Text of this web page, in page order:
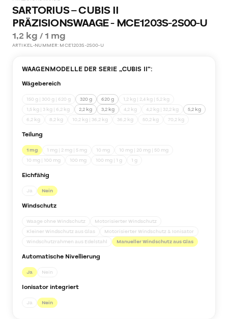
SARTORIUS – CUBIS II
PRÄZISIONSWAAGE - MCE1203S-2S00-U
1,2 kg / 1 mg
ARTIKEL-NUMMER: MCE1203S-2S00-U
WAAGENMODELLE DER SERIE „CUBIS II“:
Wägebereich
150 g | 300 g | 620 g 320 g 620 g
1,2 kg | 2,4 kg | 5,2 kg
1,5 kg | 3 kg | 6,2 kg
2,2 kg 3,2 kg 4,2 kg 4,2 kg | 32,2 kg
5,2 kg
6,2 kg
8,2 kg 10,2 kg | 36,2 kg 36,2 kg 50,2 kg 70,2 kg
Teilung
1 mg 1 mg | 2 mg | 5 mg 10 mg
10 mg | 20 mg | 50 mg
10 mg | 100 mg
100 mg 100 mg | 1 g 1 g
Eichfähig
Ja Nein
Windschutz
Waage ohne Windschutz
Motorisierter Windschutz
Kleiner Windschutz aus Glas
Motorisierter Windschutz & Ionisator
Windschutzrahmen aus Edelstahl
Manueller Windschutz aus Glas
Automatische Nivellierung
Ja Nein
Ionisator integriert
Ja Nein